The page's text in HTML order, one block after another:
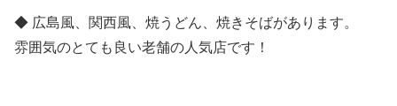
◆ 広島風、関西風、焼うどん、焼きそばがあります。
雰囲気のとても良い老舗の人気店です！